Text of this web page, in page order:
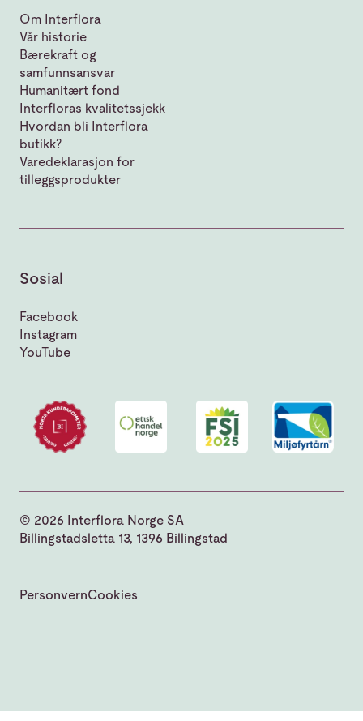
Om Interflora
Vår historie
Bærekraft og
samfunnsansvar
Humanitært fond
Interfloras kvalitetssjekk
Hvordan bli Interflora
butikk?
Varedeklarasjon for
tilleggsprodukter
Sosial
Facebook
Instagram
YouTube
© 2026 Interflora Norge SA
Billingstadsletta 13, 1396 Billingstad
PersonvernCookies